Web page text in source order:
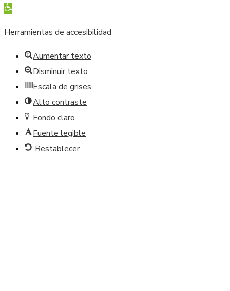
Abrir barra de herramientas
Herramientas de accesibilidad
Aumentar texto
Disminuir texto
Escala de grises
Alto contraste
Fondo claro
Fuente legible
Restablecer